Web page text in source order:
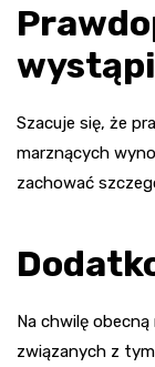
Szacuje się, że
marznących
zachować
Na chwilę
związanych z